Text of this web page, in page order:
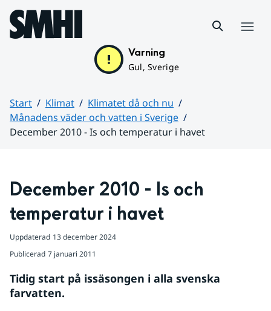
Hoppa till sidans innehåll
Varning
Gul, Sverige
Start Klimat
Klimatet då och nu
Månadens väder och vatten i Sverige
December 2010 - Is och temperatur i havet
December 2010 - Is och
temperatur i havet
Uppdaterad 13 december 2024
Publicerad 7 januari 2011
Tidig start på issäsongen i alla svenska
farvatten.